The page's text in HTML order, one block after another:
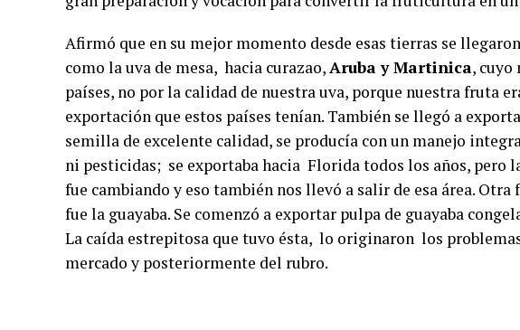
Afirmó que en su mejor momento desde esas tierras se
como la uva de mesa, hacia curazao,Aruba y Martinica, cuyo
países, no por la calidad de nuestra uva, porque nuestra fruta
exportación que estos países tenían. También se llegó a
semilla de excelente calidad, se producía con un manejo
ni pesticidas; se exportaba hacia Florida todos los años, pero
fue cambiando y eso también nos llevó a salir de esa área. Otra
fue la guayaba. Se comenzó a exportar pulpa de guayaba
La caída estrepitosa que tuvo ésta, lo originaron los
mercado y posteriormente del rubro.